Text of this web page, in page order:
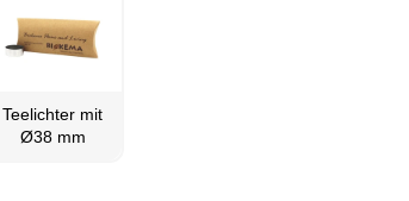
Teelichter mit
Ø38 mm